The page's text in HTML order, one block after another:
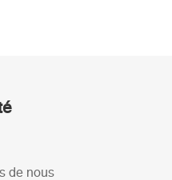
de nous